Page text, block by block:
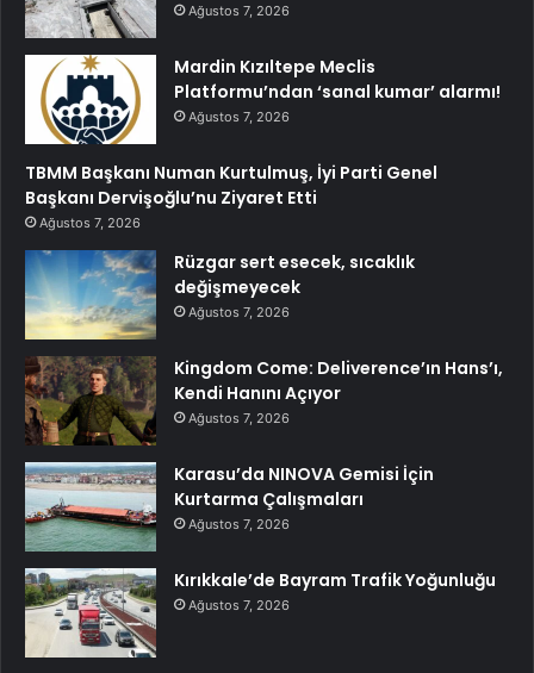
Ağustos 7, 2026
Mardin Kızıltepe Meclis
Platformu’ndan ‘sanal kumar’ alarmı!
Ağustos 7, 2026
TBMM Başkanı Numan Kurtulmuş, İyi Parti Genel
Başkanı Dervişoğlu’nu Ziyaret Etti
Ağustos 7, 2026
Rüzgar sert esecek, sıcaklık
değişmeyecek
Ağustos 7, 2026
Kingdom Come: Deliverence’ın Hans’ı,
Kendi Hanını Açıyor
Ağustos 7, 2026
Karasu’da NINOVA Gemisi İçin
Kurtarma Çalışmaları
Ağustos 7, 2026
Kırıkkale’de Bayram Trafik Yoğunluğu
Ağustos 7, 2026